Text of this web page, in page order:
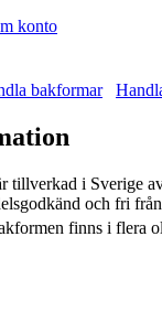
konto
bakformar
tillverkad i Sverige
och fri
finns i flera